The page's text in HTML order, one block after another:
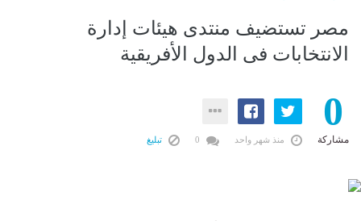
مصر تستضيف منتدى هيئات إدارة
الانتخابات فى الدول الأفريقية
0
مشاركة منذ شهر واحد تبليغ